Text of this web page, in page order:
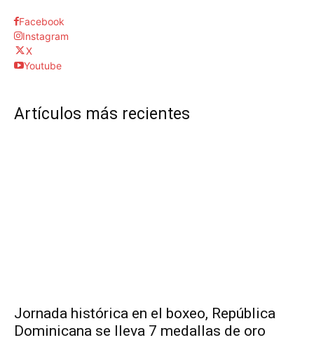
Facebook
Instagram
X
Youtube
Artículos más recientes
Jornada histórica en el boxeo, República
Dominicana se lleva 7 medallas de oro